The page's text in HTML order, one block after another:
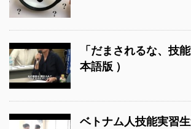
「だまされるな、技
本語版 ）
ベトナム人技能実習